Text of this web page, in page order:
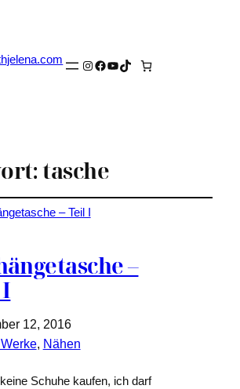
Instagram
Facebook
YouTube
TikTok
tasche
–
12, 2016
, Nähen
Schuhe kaufen, ich darf